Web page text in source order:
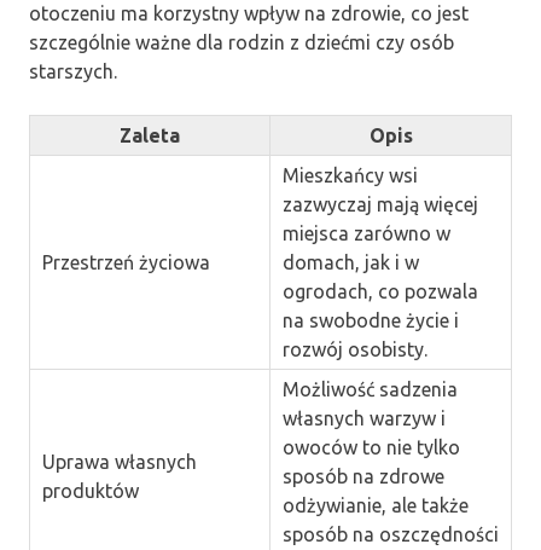
otoczeniu ma korzystny wpływ na zdrowie, co jest
szczególnie ważne dla rodzin z dziećmi czy osób
starszych.
Zaleta Opis
Przestrzeń życiowa
Mieszkańcy wsi
zazwyczaj mają więcej
miejsca zarówno w
domach, jak i w
ogrodach, co pozwala
na swobodne życie i
rozwój osobisty.
Uprawa własnych
produktów
Możliwość sadzenia
własnych warzyw i
owoców to nie tylko
sposób na zdrowe
odżywianie, ale także
sposób na oszczędności